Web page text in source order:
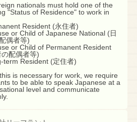
nationals must hold one of the
"Status of Residence" to work in
Resident (永住者)
or Child of Japanese National (日
偶者等)
or Child of Permanent Resident
配偶者等)
term Resident (定住者)
is necessary for work, we require
to be able to speak Japanese at a
level and communicate